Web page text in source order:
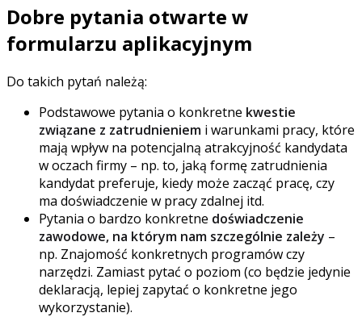
Dobre pytania otwarte w
formularzu aplikacyjnym
Do takich pytań należą:
Podstawowe pytania o konkretne kwestie
związane z zatrudnieniem i warunkami pracy, które
mają wpływ na potencjalną atrakcyjność kandydata
w oczach firmy – np. to, jaką formę zatrudnienia
kandydat preferuje, kiedy może zacząć pracę, czy
ma doświadczenie w pracy zdalnej itd.
Pytania o bardzo konkretne doświadczenie
zawodowe, na którym nam szczególnie zależy –
np. Znajomość konkretnych programów czy
narzędzi. Zamiast pytać o poziom (co będzie jedynie
deklaracją, lepiej zapytać o konkretne jego
wykorzystanie).